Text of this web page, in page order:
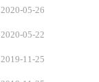
2020-05-26
2020-05-22
2019-11-25